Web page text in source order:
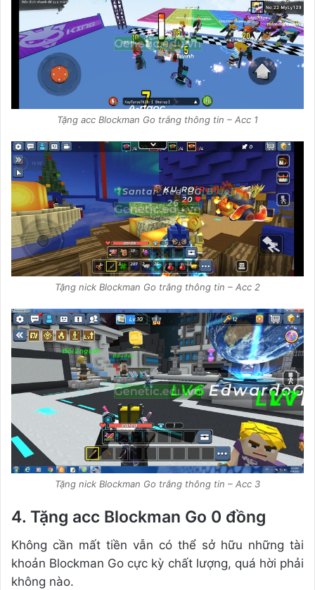
Tặng acc Blockman Go trắng thông tin – Acc 1
Tặng nick Blockman Go trắng thông tin – Acc 2
Tặng nick Blockman Go trắng thông tin – Acc 3
4. Tặng acc Blockman Go 0 đồng
Không cần mất tiền vẫn có thể sở hữu những tài
khoản Blockman Go cực kỳ chất lượng, quá hời phải
không nào.